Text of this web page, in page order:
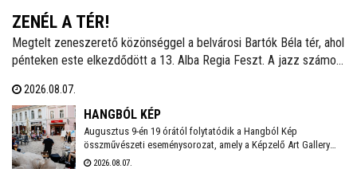
ZENÉL A TÉR!
Megtelt zeneszerető közönséggel a belvárosi Bartók Béla tér, ahol
pénteken este elkezdődött a 13. Alba Regia Feszt. A jazz számos
Iskola végzős diákjainak fellépése nyitotta. Itt és a Szent István
Király Múzeum Díszudvarán szombaton és vasárnap este is
ingyenes koncertek várják a fehérváriakat és minden kedves
vendéget.
2026.08.07.
HANGBÓL KÉP
Augusztus 9-én 19 órától folytatódik a Hangból Kép
összművészeti eseménysorozat, amely a Képzelő Art Gallery
művészeti közösségéhez kapcsolódó kezdeményezésként,
2026.08.07.